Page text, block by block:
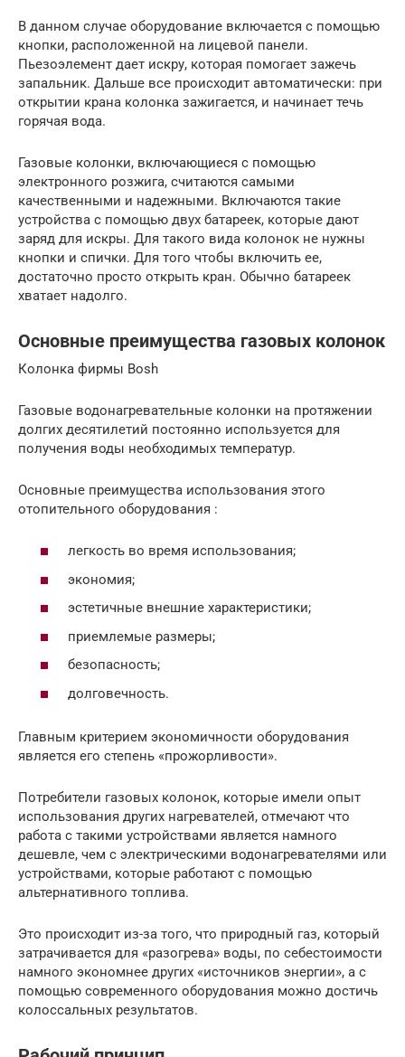
В данном случае оборудование включается с помощью
кнопки, расположенной на лицевой панели.
Пьезоэлемент дает искру, которая помогает зажечь
запальник. Дальше все происходит автоматически: при
открытии крана колонка зажигается, и начинает течь
горячая вода.
Газовые колонки, включающиеся с помощью
электронного розжига, считаются самыми
качественными и надежными. Включаются такие
устройства с помощью двух батареек, которые дают
заряд для искры. Для такого вида колонок не нужны
кнопки и спички. Для того чтобы включить ее,
достаточно просто открыть кран. Обычно батареек
хватает надолго.
Основные преимущества газовых колонок
Колонка фирмы Bosh
Газовые водонагревательные колонки на протяжении
долгих десятилетий постоянно используется для
получения воды необходимых температур.
Основные преимущества использования этого
отопительного оборудования :
легкость во время использования;
экономия;
эстетичные внешние характеристики;
приемлемые размеры;
безопасность;
долговечность.
Главным критерием экономичности оборудования
является его степень «прожорливости».
Потребители газовых колонок, которые имели опыт
использования других нагревателей, отмечают что
работа с такими устройствами является намного
дешевле, чем с электрическими водонагревателями или
устройствами, которые работают с помощью
альтернативного топлива.
Это происходит из-за того, что природный газ, который
затрачивается для «разогрева» воды, по себестоимости
намного экономнее других «источников энергии», а с
помощью современного оборудования можно достичь
колоссальных результатов.